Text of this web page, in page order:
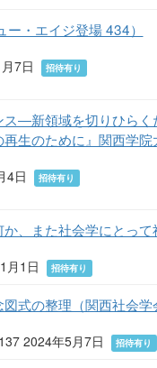
・エイジ登場 434）
7日
招待有り
―新領域を切りひら
生のために』関西学院
4日
招待有り
、また社会学にとっ
月1日
招待有り
式の整理（関西社会学
2024年5月7日
招待有り